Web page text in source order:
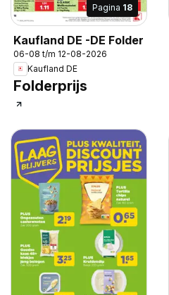
Pagina 18
Kaufland DE -DE Folder
06-08 t/m 12-08-2026
Kaufland DE
Folderprijs